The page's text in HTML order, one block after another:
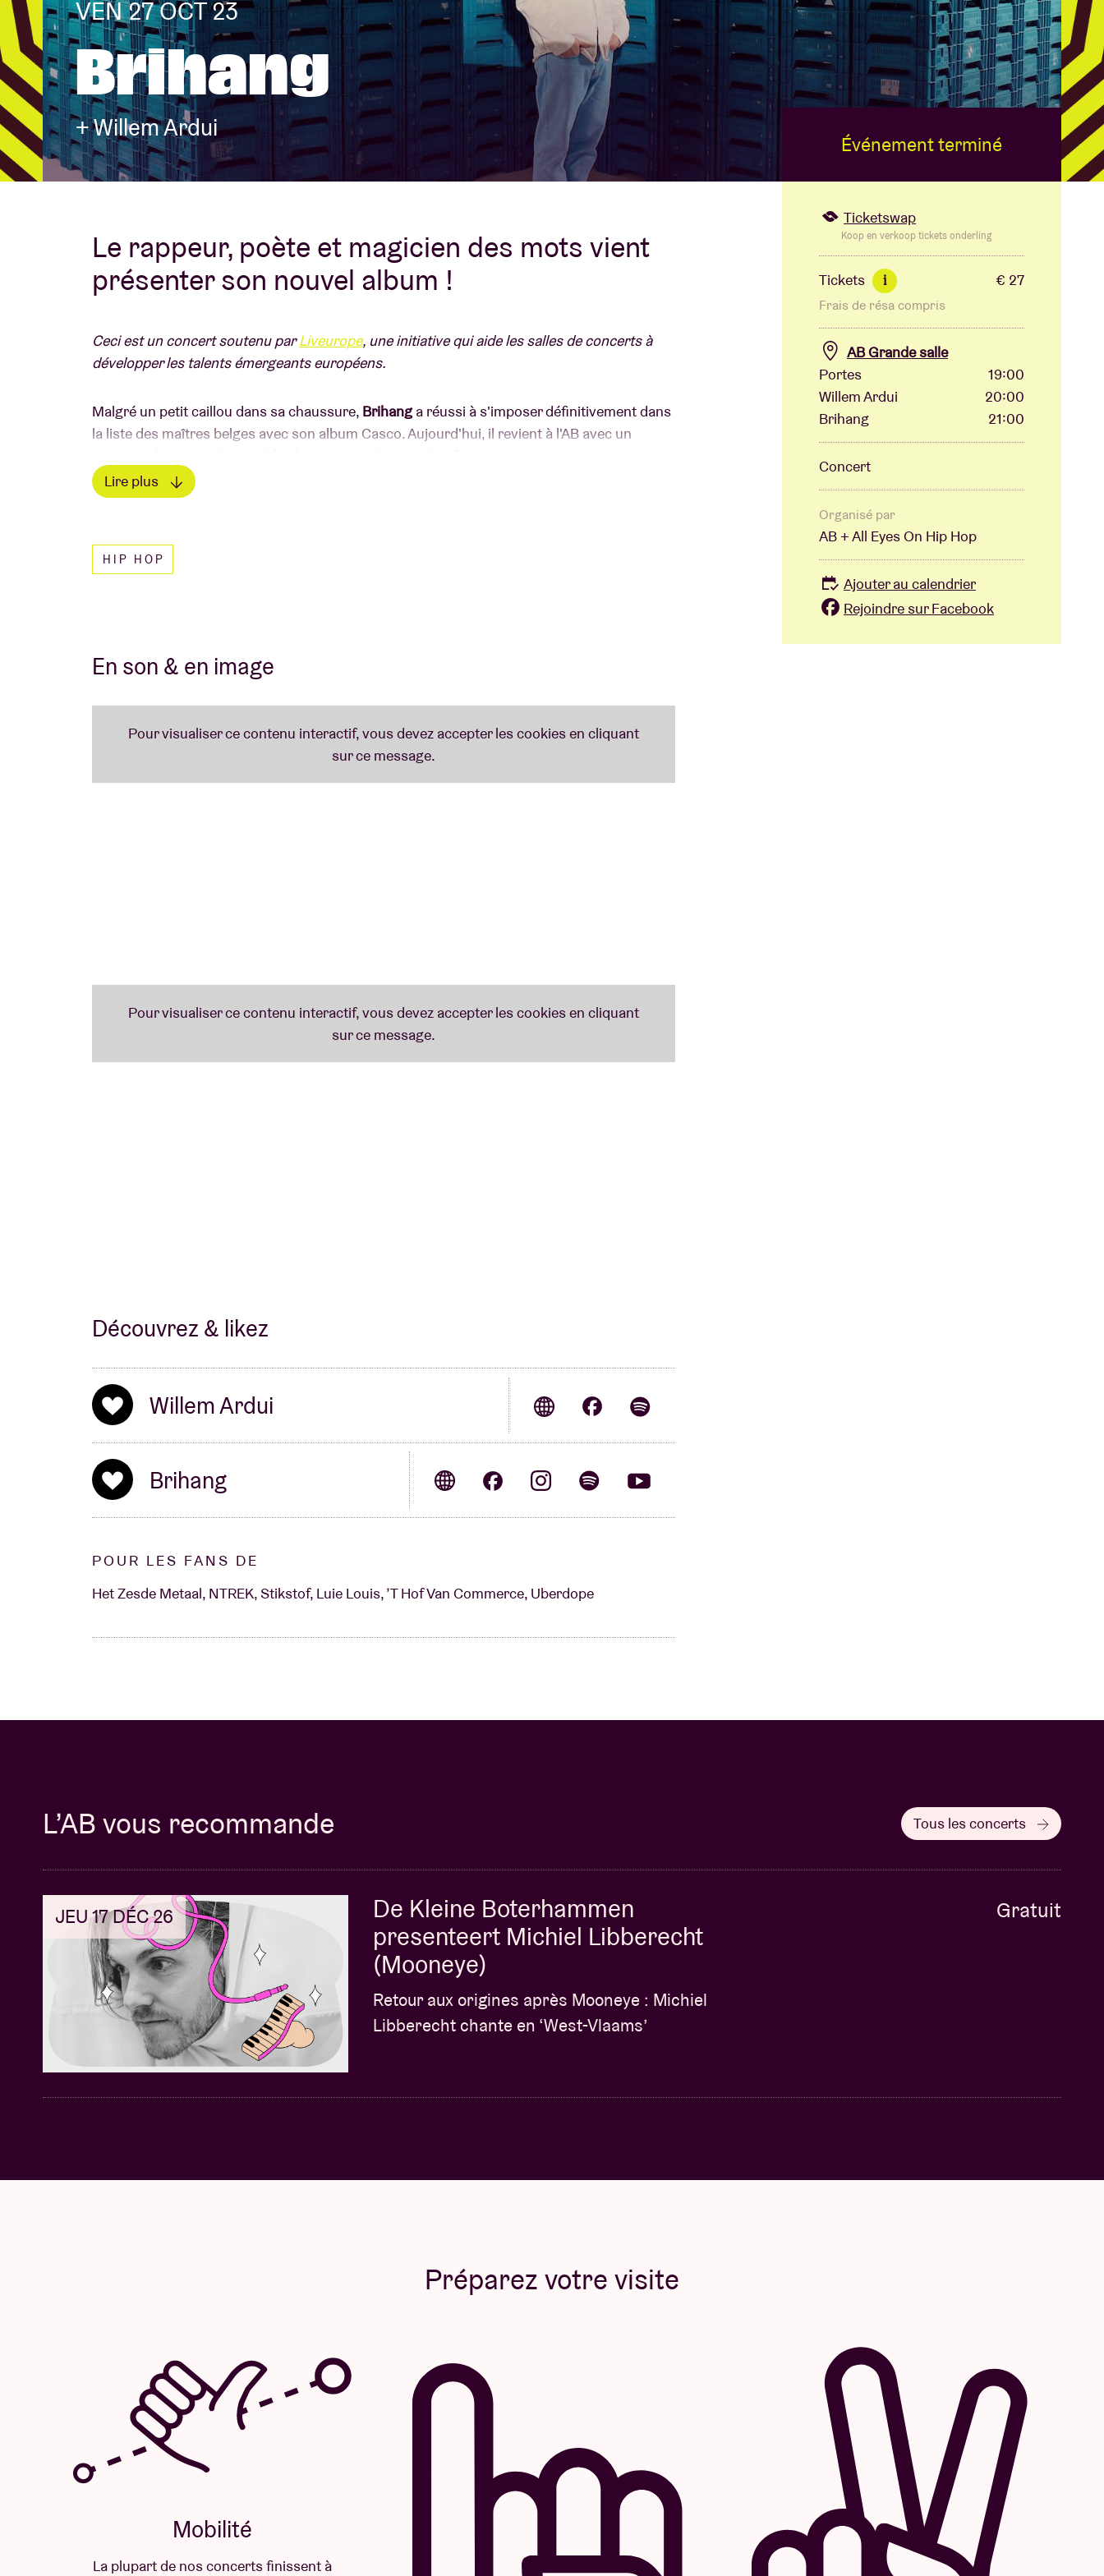
Infos visiteurs
AB ❤ you
À propos de l'AB
Contact
VEN 27 OCT 23
Brihang
+ Willem Ardui
Le rappeur, poète et magicien des mots vient
présenter son nouvel album !
Ceci est un concert soutenu parLiveurope, une initiative qui aide les salles de concerts à
développer les talents émergeants européens.
Malgré un petit caillou dans sa chaussure, Brihanga réussi à s'imposer définitivement dans
la liste des maîtres belges avec son album Casco. Aujourd'hui, il revient à l'AB avec un
regarde les doutes droit dans les yeux et compte ses nombreuses bénédictions. Nous
attendons avec impatience le nouveau travail de notre West Fleming préféré.
Lire plus
HIP HOP
En son & en image
Découvrez & likez
Willem Ardui
Brihang
POUR LES FANS DE
Het Zesde Metaal, NTREK, Stikstof, Luie Louis, ’T Hof Van Commerce, Uberdope
Événement terminé
Ticketswap
Koop en verkoop tickets onderling
Tickets i € 27
Frais de résa compris
AB Grande salle
Portes
19:00
Willem Ardui
20:00
Brihang
21:00
Concert
Organisé par
AB + All Eyes On Hip Hop
Ajouter au calendrier
Rejoindre sur Facebook
L’AB vous recommande Tous les concerts
JEU 17 DÉC 26
De Kleine Boterhammen
presenteert Michiel Libberecht
(Mooneye)
Retour aux origines après Mooneye : Michiel
Libberecht chante en ‘West-Vlaams’
Gratuit
Préparez votre visite
Mobilité
La plupart de nos concerts finissent à